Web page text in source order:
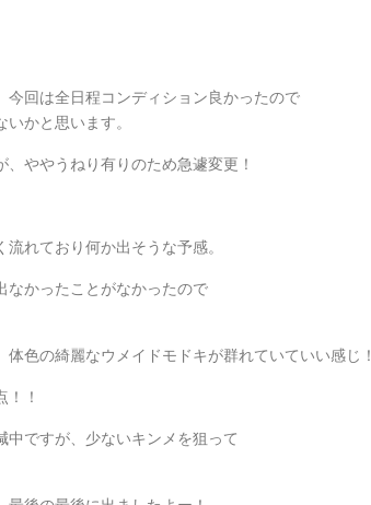
回は全日程コンディション良かったので
かと思います。
ややうねり有りのため急遽変更！
れており何か出そうな予感。
なかったことがなかったので
色の綺麗なウメイドモドキが群れていていい感じ！
！
ですが、少ないキンメを狙って